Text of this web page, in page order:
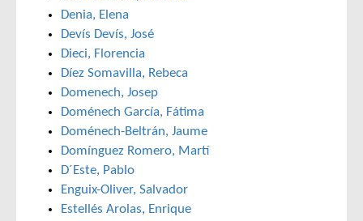
Denia, Elena
Devís Devís, José
Dieci, Florencia
Díez Somavilla, Rebeca
Domenech, Josep
Doménech García, Fátima
Doménech-Beltrán, Jaume
Domínguez Romero, Martí
D´Este, Pablo
Enguix-Oliver, Salvador
Estellés Arolas, Enrique